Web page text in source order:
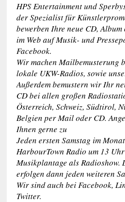
HPS Entertainment und
der Spezialist für
bewerben Ihre neue CD,
im Web auf Musik- und
Facebook.
Wir machen Mailbemusterung
lokale UKW-Radios, sowie
Außerdem bemustern wir Ihr
CD bei allen großen
Österreich, Schweiz, Südtirol,
Belgien per Mail oder CD.
Ihnen gerne zu
Jeden ersten Samstag im
HarbourTown Radio um 13
Musikplantage als Radioshow.
erfolgen dann jeden weiteren
Wir sind auch bei Facebook,
Twitter.